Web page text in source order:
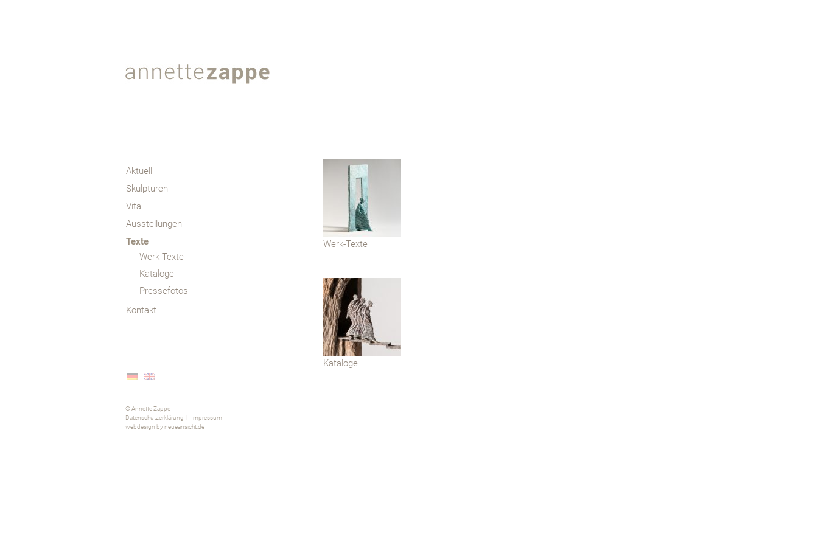
Aktuell
Skulpturen
Vita
Ausstellungen
Texte
Werk-Texte
Kataloge
Pressefotos
Kontakt
Werk-Texte
Kataloge
© Annette Zappe
Datenschutzerklärung |
Impressum
webdesign by neueansicht.de